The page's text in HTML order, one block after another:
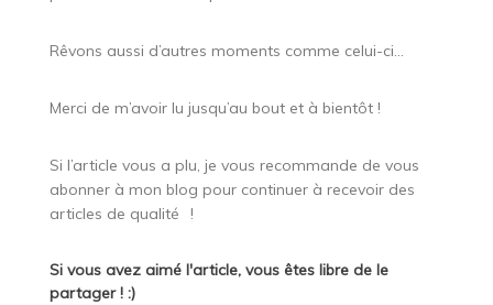
Rêvons aussi d’autres moments comme celui-ci…
Merci de m’avoir lu jusqu’au bout et à bientôt !
Si l’article vous a plu, je vous recommande de vous
abonner à mon blog pour continuer à recevoir des
articles de qualité
!
Si vous avez aimé l'article, vous êtes libre de le
partager ! :)